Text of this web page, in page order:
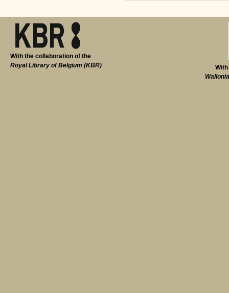
With the collaboration of the
Royal Library of Belgium (KBR)